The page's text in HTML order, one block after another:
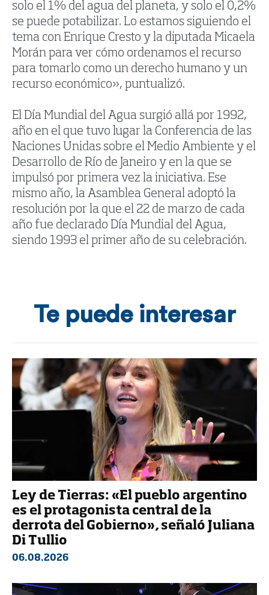
solo el 1% del agua del planeta, y solo el 0,2%
se puede potabilizar. Lo estamos siguiendo el
tema con Enrique Cresto y la diputada Micaela
Morán para ver cómo ordenamos el recurso
para tomarlo como un derecho humano y un
recurso económico», puntualizó.
El Día Mundial del Agua surgió allá por 1992,
año en el que tuvo lugar la Conferencia de las
Naciones Unidas sobre el Medio Ambiente y el
Desarrollo de Río de Janeiro y en la que se
impulsó por primera vez la iniciativa. Ese
mismo año, la Asamblea General adoptó la
resolución por la que el 22 de marzo de cada
año fue declarado Día Mundial del Agua,
siendo 1993 el primer año de su celebración.
Te puede interesar
Ley de Tierras: «El pueblo argentino
es el protagonista central de la
derrota del Gobierno», señaló Juliana
Di Tullio
06.08.2026